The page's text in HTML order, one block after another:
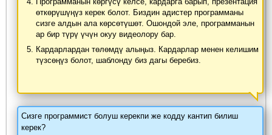
өткөрүшүңүз керек болот. Биздин адистер программаны
сизге алдын ала көрсөтүшөт. Ошондой эле, программанын
ар бир түрү үчүн окуу видеолору бар.
Кардарлардан төлөмдү алыңыз. Кардарлар менен келишим
түзсөңүз болот, шаблонду биз дагы беребиз.
Сизге программист болуш керекпи же кодду кантип билиш
керек?